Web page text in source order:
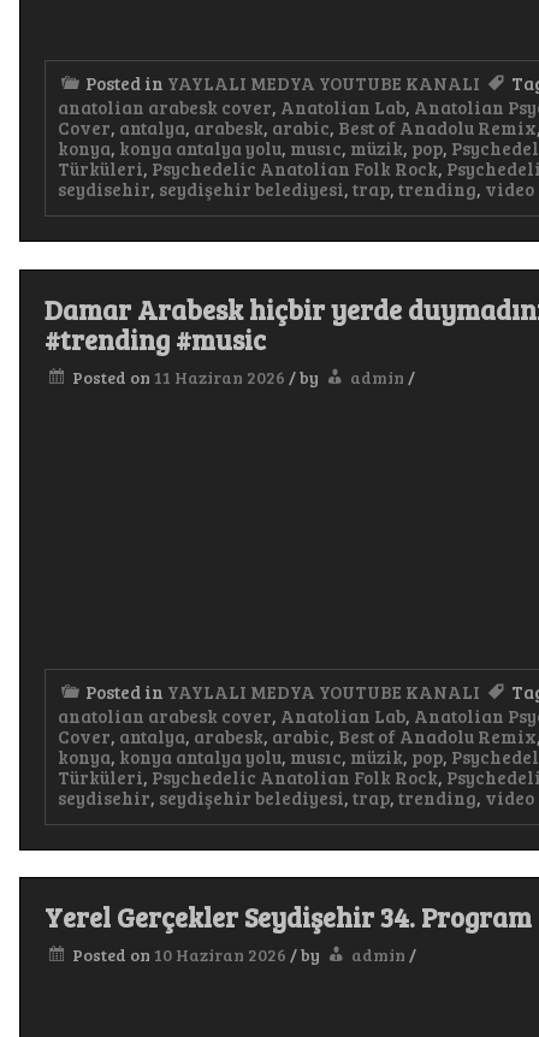
Posted in YAYLALI MEDYA YOUTUBE KANALI
anatolian arabesk cover, Anatolian Lab, Anatolian
Cover, antalya, arabesk, arabic, Best of Anadolu Remix,
konya, konya antalya yolu, musıc, müzik, pop,
Türküleri, Psychedelic Anatolian Folk Rock,
seydisehir, seydişehir belediyesi, trap, trending, video
Damar Arabesk hiçbir yerde
#trending #music
Posted on 11 Haziran 2026 /by admin /
Posted in YAYLALI MEDYA YOUTUBE KANALI
anatolian arabesk cover, Anatolian Lab, Anatolian
Cover, antalya, arabesk, arabic, Best of Anadolu Remix,
konya, konya antalya yolu, musıc, müzik, pop,
Türküleri, Psychedelic Anatolian Folk Rock,
seydisehir, seydişehir belediyesi, trap, trending, video
Yerel Gerçekler Seydişehir 34.
Posted on 10 Haziran 2026 /by admin /